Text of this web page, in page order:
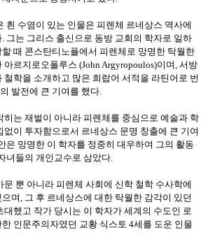
흰 수염이 있는 인물은 피렌체 르네상스 역사에
그는 그리스 출신으로 동방 교회의 학자로 일하
때 콘스탄티노플에서 피렌체로 망명한 탁월한
아르지로오폴루스(John Argyropoulos)이며 ,서방
철학을 소개하고 많은 희랍어 서적을 라틴어로 번
발전에 큰 기여를 했다
히는 재벌이 아니라 피렌체를 중심으로 예술과 학
없이 투자함으로서 르네상스 문명 창출에 큰 기여
은 망명한 이 학자를 정중히 대우하여 그의 활동
녀들의 개인교수로 삼았다
문 뿐 아니라 피렌체 사회에 신학 철학 수사학에
으며 그 후 르네상스에 대한 탁월한 감각이 있던
대했고 작가 당시는 이 학자가 세계의 수도인 로
인문주의자였던 교황 식스토4세를 도운 인물